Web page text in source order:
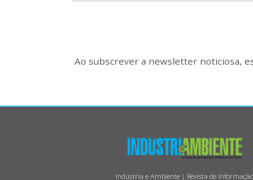
Ao subscrever a newsletter noticiosa,
Indústria e Ambiente | Revista de Informação